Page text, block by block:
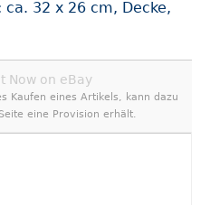
ca. 32 x 26 cm, Decke,
Now on eBay
Kaufen eines Artikels, kann dazu
eine Provision erhält.